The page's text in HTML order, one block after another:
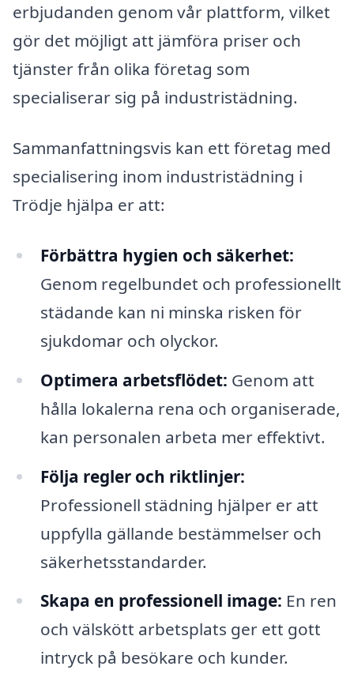
erbjudanden genom vår plattform, vilket
gör det möjligt att jämföra priser och
tjänster från olika företag som
specialiserar sig på industristädning.
Sammanfattningsvis kan ett företag med
specialisering inom industristädning i
Trödje hjälpa er att:
Förbättra hygien och säkerhet:
Genom regelbundet och professionellt
städande kan ni minska risken för
sjukdomar och olyckor.
Optimera arbetsflödet: Genom att
hålla lokalerna rena och organiserade,
kan personalen arbeta mer effektivt.
Följa regler och riktlinjer:
Professionell städning hjälper er att
uppfylla gällande bestämmelser och
säkerhetsstandarder.
Skapa en professionell image: En ren
och välskött arbetsplats ger ett gott
intryck på besökare och kunder.